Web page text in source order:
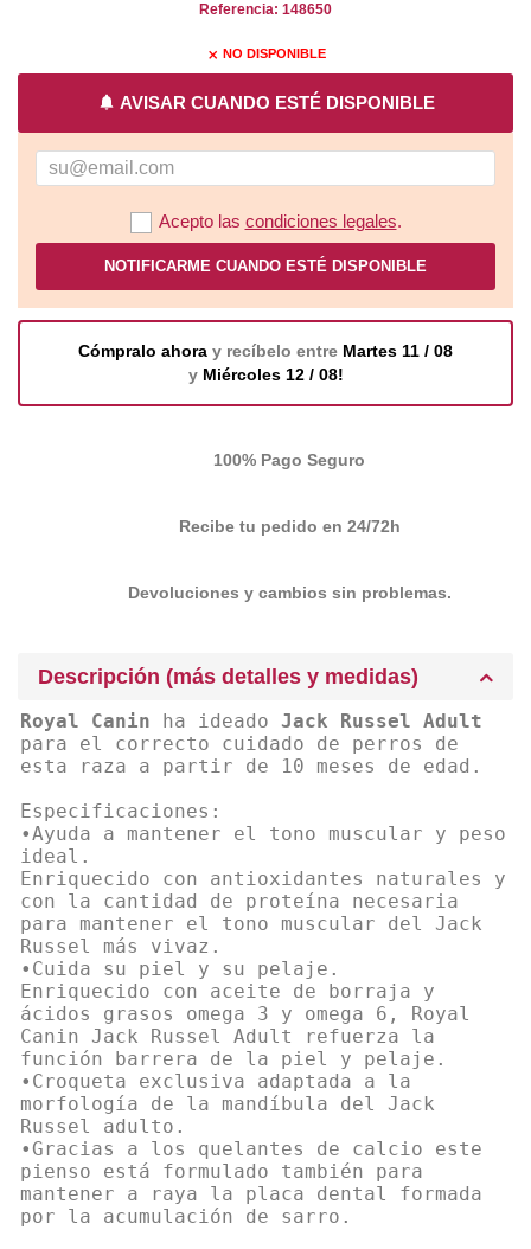
Referencia: 148650
close NO DISPONIBLE
notifications AVISAR CUANDO ESTÉ DISPONIBLE
Acepto las condiciones legales.
NOTIFICARME CUANDO ESTÉ DISPONIBLE
Cómpralo ahora y recíbelo entre Martes 11 / 08
y Miércoles 12 / 08!
100% Pago Seguro
Recibe tu pedido en 24/72h
Devoluciones y cambios sin problemas.
Descripción (más detalles y medidas)
Royal Canin ha ideado Jack Russel Adult
para el correcto cuidado de perros de
esta raza a partir de 10 meses de edad.
Especificaciones:
•Ayuda a mantener el tono muscular y peso
ideal.
Enriquecido con antioxidantes naturales y
con la cantidad de proteína necesaria
para mantener el tono muscular del Jack
Russel más vivaz.
•Cuida su piel y su pelaje.
Enriquecido con aceite de borraja y
ácidos grasos omega 3 y omega 6, Royal
Canin Jack Russel Adult refuerza la
función barrera de la piel y pelaje.
•Croqueta exclusiva adaptada a la
morfología de la mandíbula del Jack
Russel adulto.
•Gracias a los quelantes de calcio este
pienso está formulado también para
mantener a raya la placa dental formada
por la acumulación de sarro.